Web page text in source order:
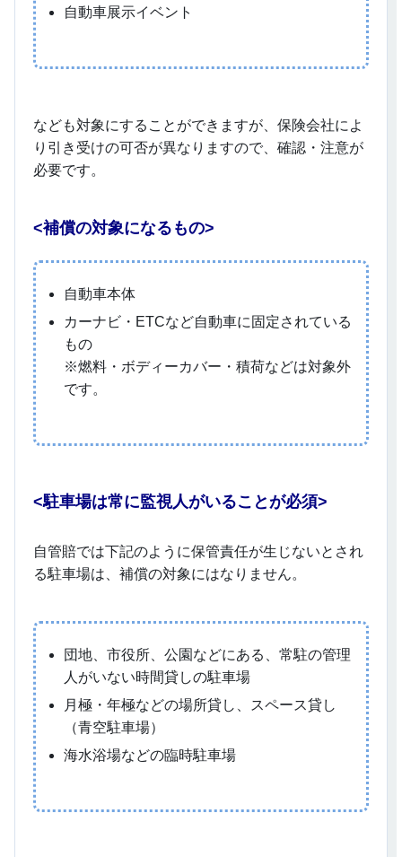
自動車展示イベント
なども対象にすることができますが、保険会社によ
り引き受けの可否が異なりますので、確認・注意が
必要です。
<補償の対象になるもの>
自動車本体
カーナビ・ETCなど自動車に固定されている
もの
※燃料・ボディーカバー・積荷などは対象外
です。
<駐車場は常に監視人がいることが必須>
自管賠では下記のように保管責任が生じないとされ
る駐車場は、補償の対象にはなりません。
団地、市役所、公園などにある、常駐の管理
人がいない時間貸しの駐車場
月極・年極などの場所貸し、スペース貸し
（青空駐車場）
海水浴場などの臨時駐車場